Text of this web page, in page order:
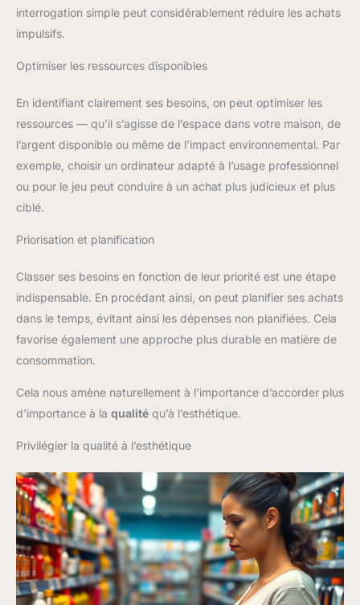
interrogation simple peut considérablement réduire les achats
impulsifs.
Optimiser les ressources disponibles
En identifiant clairement ses besoins, on peut optimiser les
ressources — qu’il s’agisse de l’espace dans votre maison, de
l’argent disponible ou même de l’impact environnemental. Par
exemple, choisir un ordinateur adapté à l’usage professionnel
ou pour le jeu peut conduire à un achat plus judicieux et plus
ciblé.
Priorisation et planification
Classer ses besoins en fonction de leur priorité est une étape
indispensable. En procédant ainsi, on peut planifier ses achats
dans le temps, évitant ainsi les dépenses non planifiées. Cela
favorise également une approche plus durable en matière de
consommation.
Cela nous amène naturellement à l’importance d’accorder plus
d’importance à la qualité qu’à l’esthétique.
Privilégier la qualité à l’esthétique